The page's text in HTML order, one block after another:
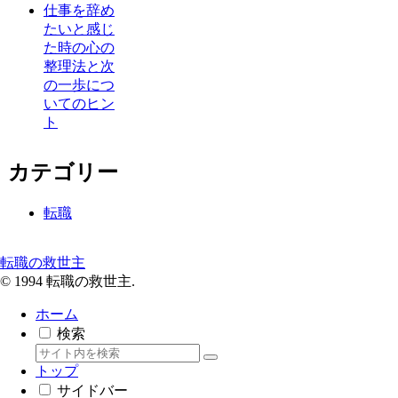
仕事を辞め
たいと感じ
た時の心の
整理法と次
の一歩につ
いてのヒン
ト
カテゴリー
転職
転職の救世主
© 1994 転職の救世主.
ホーム
検索
トップ
サイドバー